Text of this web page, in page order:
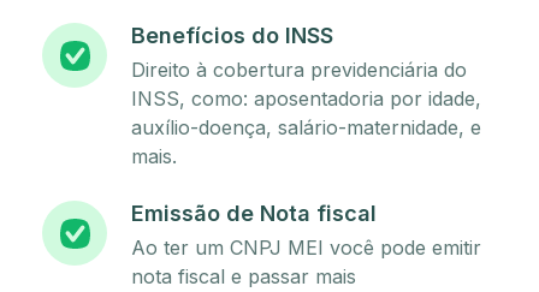
Benefícios do INSS
Direito à cobertura previdenciária do
INSS, como: aposentadoria por idade,
auxílio-doença, salário-maternidade, e
mais.
Emissão de Nota fiscal
Ao ter um CNPJ MEI você pode emitir
nota fiscal e passar mais